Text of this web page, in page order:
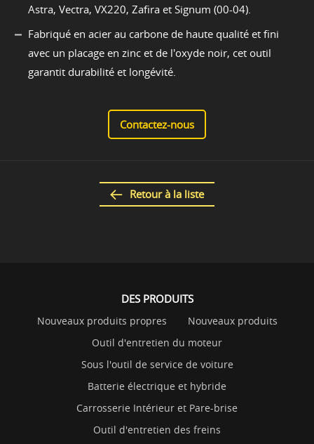
Astra, Vectra, VX220, Zafira et Signum (00-04).
Fabriqué en acier au carbone de haute qualité et fini
avec un placage en zinc et de l'oxyde noir, cet outil
garantit durabilité et longévité.
Contactez-nous
Retour à la liste
DES PRODUITS
Nouveaux produits propres
Nouveaux produits
Outil d'entretien du moteur
Sous l'outil de service de voiture
Batterie électrique et hybride
Carrosserie Intérieur et Pare-brise
Outil d'entretien des freins